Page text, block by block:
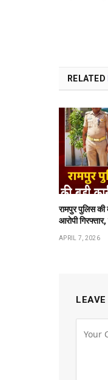
RELATED
रामपुर पुलिस की
आरोपी
APRIL 7, 2026